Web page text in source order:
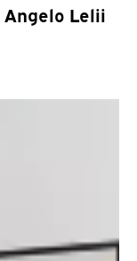
Angelo Lelii